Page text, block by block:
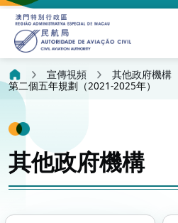
宣傳視頻
其他政府機構
第二個五年規劃（2021-2025年）
其他政府機構